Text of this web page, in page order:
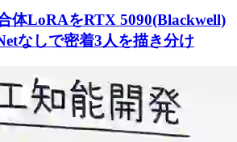
体LoRAをRTX 5090(Blackwell)
なしで密着3人を描き分け